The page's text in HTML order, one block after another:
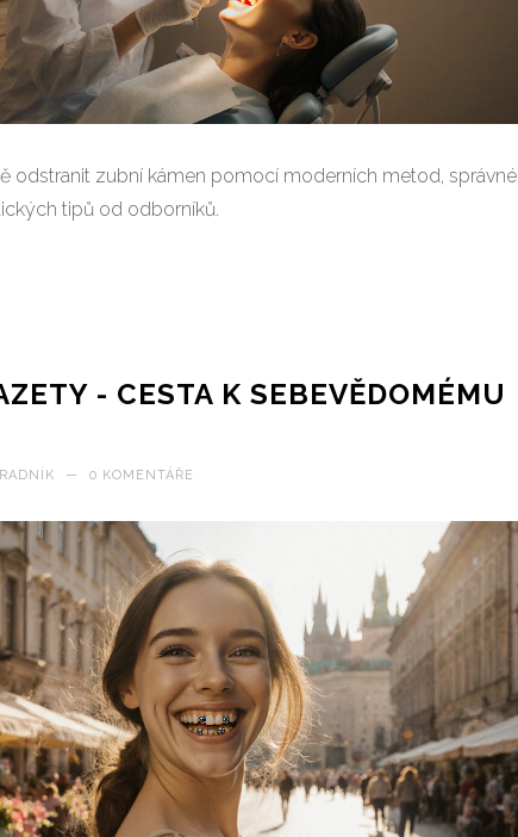
odstranit zubní kámen pomocí moderních metod, správné
tipů od odborníků.
- CESTA K SEBEVĚDOMÉMU
— 0 KOMENTÁŘE